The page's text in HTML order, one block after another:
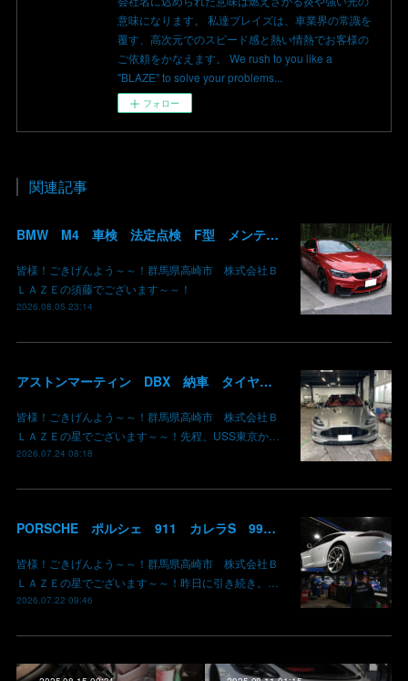
意味になります。 私達ブレイズは、車業界の常識を
覆す、高次元でのスピード感と熱い情熱でお客様の
ご依頼をかなえます。 We rush to you like a
"BLAZE" to solve your problems...
フォロー
関連記事
BMW M4 車検 法定点検 F型 メンテナンス ロアアーム 交換 群馬 高崎
皆様！ごきげんよう～～！群馬県高崎市 株式会社Ｂ
ＬＡＺＥの須藤でございます～～！
2026.08.05 23:14
アストンマーティン DBX 納車 タイヤ組み替え ピレリ P-ZERO A8A アストンマーティン承認タイヤ 群馬県高崎市 株式会社BLAZE
皆様！ごきげんよう～～！群馬県高崎市 株式会社Ｂ
ＬＡＺＥの星でございます～～！先程、USS東京か…
2026.07.24 08:18
PORSCHE ポルシェ 911 カレラS 991 PDKオイル交換 群馬県高崎市 株式会社BLAZE
皆様！ごきげんよう～～！群馬県高崎市 株式会社Ｂ
ＬＡＺＥの星でございます～～！昨日に引き続き。…
2026.07.22 09:46